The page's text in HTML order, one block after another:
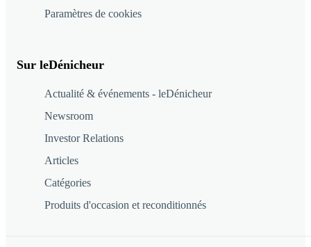
Paramètres de cookies
Sur leDénicheur
Actualité & événements - leDénicheur
Newsroom
Investor Relations
Articles
Catégories
Produits d'occasion et reconditionnés